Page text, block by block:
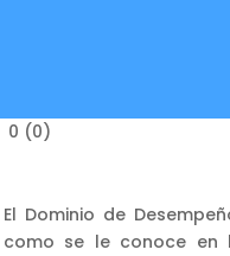
0 (0)
El Dominio de
como se le conoce en